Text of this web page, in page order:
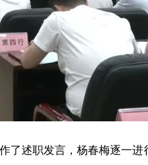
述职发言，杨春梅逐一进